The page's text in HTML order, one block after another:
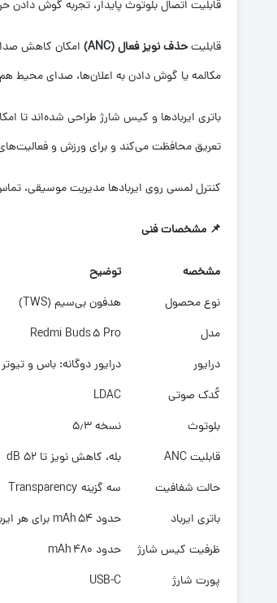
قابلیت اتصال بلوتوث پایدار، تجربه گوش دادن
قابلیتحذف نویز فعال(ANC)
مکالمه یا گوش دادن به اعلان‌ها، صدای محیط
باتری ایربادها و کیس شارژ طراحی شده‌اند تا امکان
تعریق محافظت می‌کند و برای ورزش و
کنترل لمسی روی ایربادها مدیریت موسیقی،
📌 مشخصات فنی
مشخصه
توضیح
نوع محصول
هدفون بی‌سیم (TWS)
مدل
Redmi Buds 5 Pro
درایور
درایور دوگانه: باس و تیوتر
کُدک صوتی
LDAC
بلوتوث
نسخه ۵٫۳
قابلیت ANC
بله، کاهش نویز تا 52 dB
حالت شفافیت
سه گزینه Transparency
باتری ایرباد
حدود 54 mAh برای هر ایرباد
ظرفیت کیس شارژ
حدود 480 mAh
پورت شارژ
USB-C